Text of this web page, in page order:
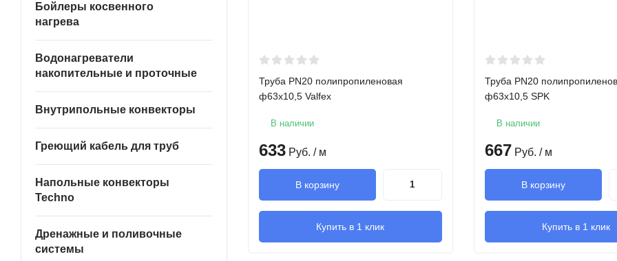
Бойлеры косвенного
нагрева
Водонагреватели
накопительные и проточные
Внутрипольные конвекторы
Греющий кабель для труб
Напольные конвекторы
Techno
Дренажные и поливочные
системы
Труба PN20 полипропиленовая
ф63х10,5 Valfex
В наличии
633 Руб. / м
В корзину
Купить в 1 клик
Труба PN20
ф63х10,5 SPK
В наличии
667 Руб. / м
В корзину
Купить в 1 клик